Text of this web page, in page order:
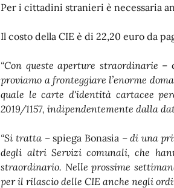
Per i cittadini stranieri è necessaria
Il costo della CIE è di 22,20 euro da
“Con queste aperture straordinarie –
proviamo a fronteggiare l’enorme
quale le carte d'identità cartacee
2019/1157, indipendentemente dalla
“Si tratta– spiega Bonasia –di una
degli altri Servizi comunali, che
straordinario. Nelle prossime
per il rilascio delle CIE anche negli